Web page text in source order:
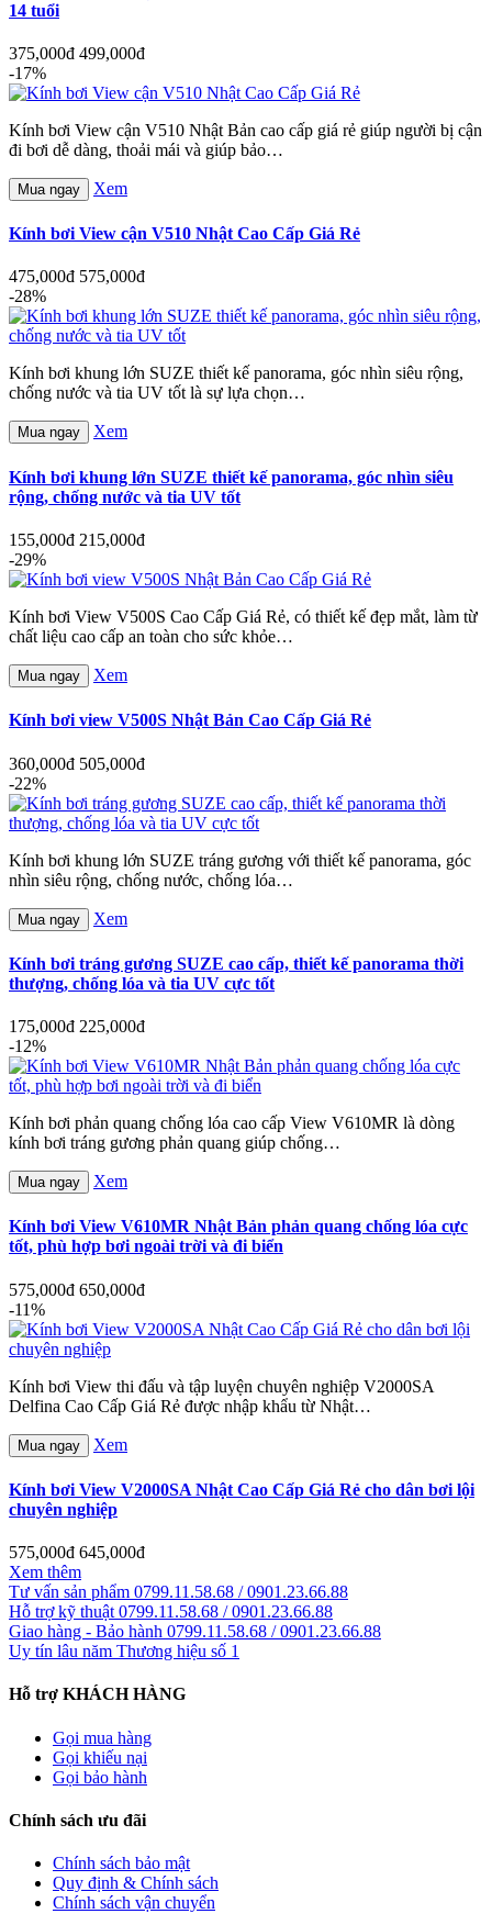
14 tuổi
375,000đ 499,000đ
-17%
Kính bơi View cận V510 Nhật Bản cao cấp giá rẻ giúp người bị cận
đi bơi dễ dàng, thoải mái và giúp bảo…
Mua ngay Xem
Kính bơi View cận V510 Nhật Cao Cấp Giá Rẻ
475,000đ 575,000đ
-28%
Kính bơi khung lớn SUZE thiết kế panorama, góc nhìn siêu rộng,
chống nước và tia UV tốt là sự lựa chọn…
Mua ngay Xem
Kính bơi khung lớn SUZE thiết kế panorama, góc nhìn siêu
rộng, chống nước và tia UV tốt
155,000đ 215,000đ
-29%
Kính bơi View V500S Cao Cấp Giá Rẻ, có thiết kế đẹp mắt, làm từ
chất liệu cao cấp an toàn cho sức khỏe…
Mua ngay Xem
Kính bơi view V500S Nhật Bản Cao Cấp Giá Rẻ
360,000đ 505,000đ
-22%
Kính bơi khung lớn SUZE tráng gương với thiết kế panorama, góc
nhìn siêu rộng, chống nước, chống lóa…
Mua ngay Xem
Kính bơi tráng gương SUZE cao cấp, thiết kế panorama thời
thượng, chống lóa và tia UV cực tốt
175,000đ 225,000đ
-12%
Kính bơi phản quang chống lóa cao cấp View V610MR là dòng
kính bơi tráng gương phản quang giúp chống…
Mua ngay Xem
Kính bơi View V610MR Nhật Bản phản quang chống lóa cực
tốt, phù hợp bơi ngoài trời và đi biển
575,000đ 650,000đ
-11%
Kính bơi View thi đấu và tập luyện chuyên nghiệp V2000SA
Delfina Cao Cấp Giá Rẻ được nhập khẩu từ Nhật…
Mua ngay Xem
Kính bơi View V2000SA Nhật Cao Cấp Giá Rẻ cho dân bơi lội
chuyên nghiệp
575,000đ 645,000đ
Xem thêm
Tư vấn sản phẩm 0799.11.58.68 / 0901.23.66.88
Hỗ trợ kỹ thuật 0799.11.58.68 / 0901.23.66.88
Giao hàng - Bảo hành 0799.11.58.68 / 0901.23.66.88
Uy tín lâu năm Thương hiệu số 1
Hỗ trợ KHÁCH HÀNG
Gọi mua hàng
Gọi khiếu nại
Gọi bảo hành
Chính sách ưu đãi
Chính sách bảo mật
Quy định & Chính sách
Chính sách vận chuyển